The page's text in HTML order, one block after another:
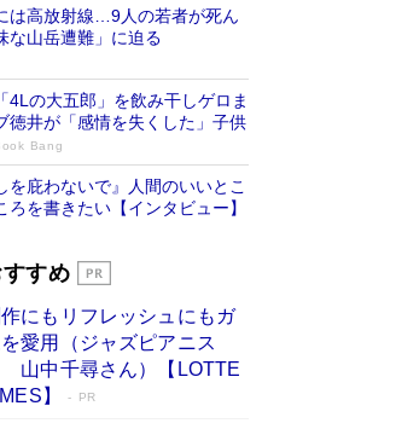
は高放射線…9人の若者が死ん
な山岳遭難」に迫る
4Lの大五郎」を飲み干しゲロま
井が「感情を失くした」子供
Bang
を庇わないで』人間のいいとこ
ろを書きたい【インタビュー】
かない 「老後レス時代」
馬鹿な……」90歳になった作
が、ひとり暮らしの生活を明か
すめ
にもリフレッシュにもガ
愛用（ジャズピアニス
山中千尋さん）【LOTTE
】
PR